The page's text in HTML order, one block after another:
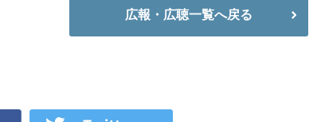
広報・広聴一覧へ戻る